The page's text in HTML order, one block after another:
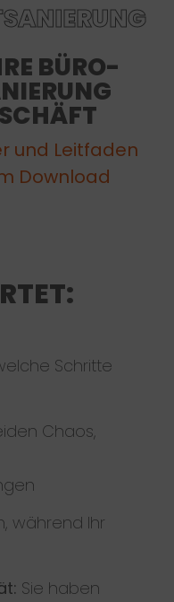
BÜRO-
und Leitfaden
Download
Schritte
Chaos,
während Ihr
Sie haben